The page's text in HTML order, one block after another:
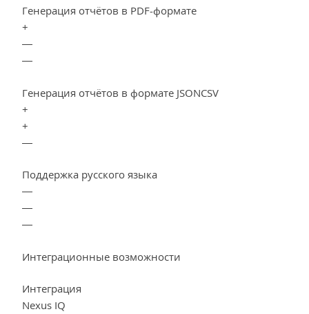
Генерация отчётов в PDF-формате
+
—
—
Генерация отчётов в формате JSONCSV
+
+
—
Поддержка русского языка
—
—
—
Интеграционные возможности
Интеграция
Nexus IQ